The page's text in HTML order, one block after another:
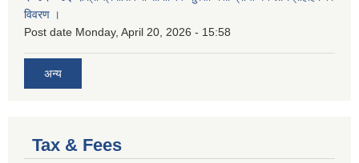
विवरण ।
Post date Monday, April 20, 2026 - 15:58
अन्य
Tax & Fees